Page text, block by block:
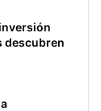
descubren